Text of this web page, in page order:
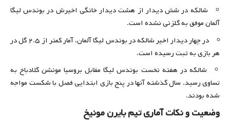
شالکه در شش دیدار از هشت دیدار خانگی اخیرش در بوندس لیگا
آلمان موفق به گلزنی نشده است.
در چهار دیدار اخیر شالکه در بوندس لیگا آلمان، آمار کمتر از ۲.۵ گل در
هر بازی به ثبت رسیده است.
شالکه در هفته نخست بوندس لیگا مقابل بروسیا مونشن گلادباخ به
تساوی رسید. سال گذشته آنها در پنج بازی ابتدایی فصل با شکست مواجه
شده بودند.
وضعیت و نکات آماری تیم بایرن مونیخ